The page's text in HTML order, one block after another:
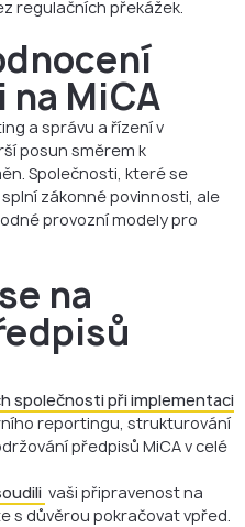
regulačních překážek.
MiCA
a správu a řízení v
posun směrem k
Společnosti, které se
zákonné povinnosti, ale
provozní modely pro
na
společnosti při implementaci
reportingu, strukturování
předpisů MiCA v celé
vaši připravenost na
s důvěrou pokračovat vpřed.